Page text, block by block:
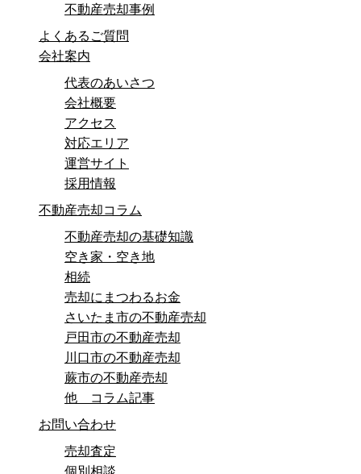
不動産売却事例
よくあるご質問
会社案内
代表のあいさつ
会社概要
アクセス
対応エリア
運営サイト
採用情報
不動産売却コラム
不動産売却の基礎知識
空き家・空き地
相続
売却にまつわるお金
さいたま市の不動産売却
戸田市の不動産売却
川口市の不動産売却
蕨市の不動産売却
他 コラム記事
お問い合わせ
売却査定
個別相談